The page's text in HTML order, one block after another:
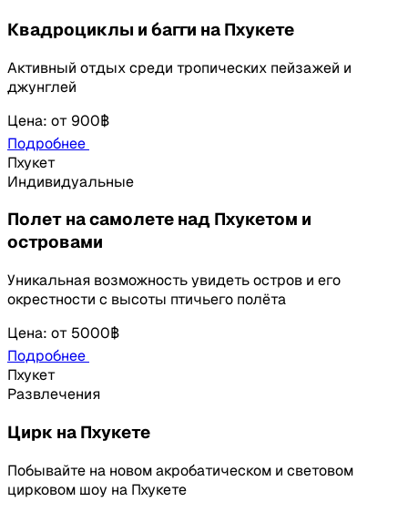
Квадроциклы и багги на Пхукете
Активный отдых среди тропических пейзажей и
джунглей
Цена: от 900฿
Подробнее
Пхукет
Индивидуальные
Полет на самолете над Пхукетом и
островами
Уникальная возможность увидеть остров и его
окрестности с высоты птичьего полёта
Цена: от 5000฿
Подробнее
Пхукет
Развлечения
Цирк на Пхукете
Побывайте на новом акробатическом и световом
цирковом шоу на Пхукете